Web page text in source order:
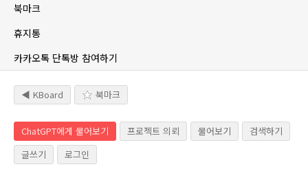
북마크
휴지통
카카오톡 단톡방 참여하기
◀ KBoard 북마크
ChatGPT에게 물어보기 프로젝트 의뢰 물어보기
검색하기
글쓰기
로그인